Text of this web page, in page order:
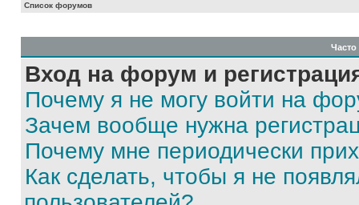
Список форумов
Вход на форум и
Почему я не могу войти на
Зачем вообще нужна
Почему мне периодически
Как сделать, чтобы я не